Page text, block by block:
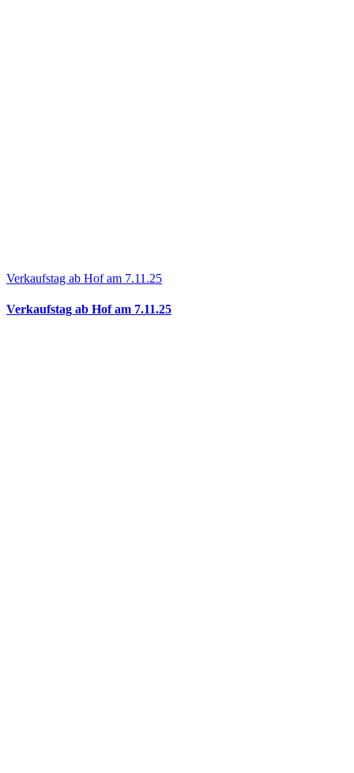
Verkaufstag ab Hof am 7.11.25
Verkaufstag ab Hof am 7.11.25